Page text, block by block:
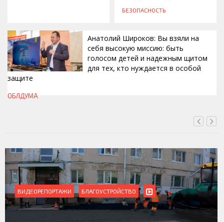
БЕЗОПАСНОСТЬ
Анатолий Широков: Вы взяли на
себя высокую миссию: быть
голосом детей и надежным щитом
для тех, кто нуждается в особой
защите
ОБЛДУМА
ВИДЕОРЕПОРТАЖИ БЛАГОУСТРОЙСТВО